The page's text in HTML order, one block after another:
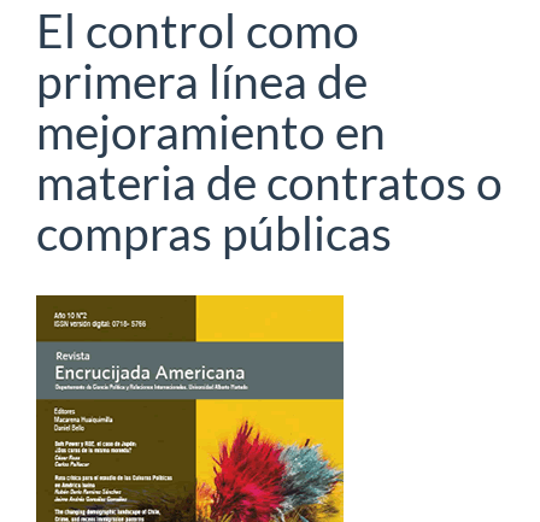
El control como
primera línea de
mejoramiento en
materia de contratos o
compras públicas
Barra
lateral
del
artículo